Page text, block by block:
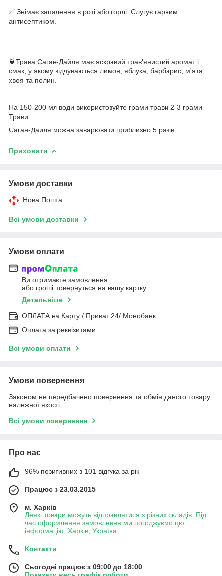
✅ Знімає запалення в роті або горлі. Слугує гарним
антисептиком.
🍵Трава Саган-Дайля має яскравий трав'янистий аромат і
смак, у якому відчуваються лимон, яблука, барбарис, м'ята,
хвоя та полин.
На 150-200 мл води використовуйте грами трави 2-3 грами
Трави.
Саган-Дайля можна заварювати приблизно 5 разів.
Приховати
Умови доставки
Нова Пошта
Всі умови доставки
Умови оплати
Ви отримаєте замовлення
або гроші повернуться на вашу картку
Детальніше
ОПЛАТА на Карту / Приват 24/ Монобанк
Оплата за реквізитами
Всі умови оплати
Умови повернення
Законом не передбачено повернення та обмін даного товару
належної якості
Всі умови повернення
Про нас
96% позитивних з 101 відгука за рік
Працює з 23.03.2015
м. Харків
Деякі товари можуть відправлятися з різних складів. Під
час оформлення замовлення ми погоджуємо цю
інформацію, Харків, Україна
Контакти
Сьогодні працює з 09:00 до 18:00